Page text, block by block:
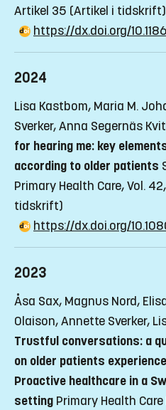
Artikel 35 (Artikel i tidskrift)
https://dx.doi.org/
2024
Lisa Kastbom, Maria M.
Sverker, Anna Segernäs
for hearing me: key
according to older patients
Primary Health Care, Vol.
tidskrift)
https://dx.doi.org/
2023
Åsa Sax, Magnus Nord,
Olaison, Annette Sverker,
Trustful conversations: a
on older patients
Proactive healthcare in a
setting Primary Health